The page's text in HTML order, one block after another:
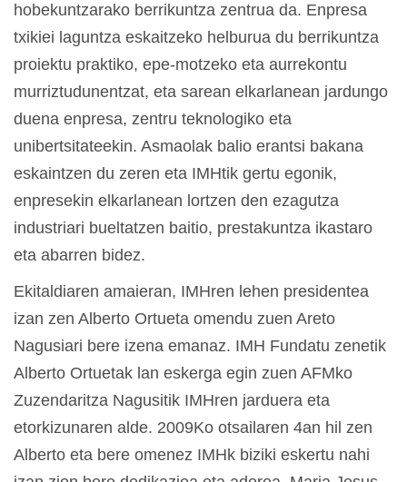
hobekuntzarako berrikuntza zentrua da. Enpresa
txikiei laguntza eskaitzeko helburua du berrikuntza
proiektu praktiko, epe-motzeko eta aurrekontu
murriztudunentzat, eta sarean elkarlanean jardungo
duena enpresa, zentru teknologiko eta
unibertsitateekin. Asmaolak balio erantsi bakana
eskaintzen du zeren eta IMHtik gertu egonik,
enpresekin elkarlanean lortzen den ezagutza
industriari bueltatzen baitio, prestakuntza ikastaro
eta abarren bidez.
Ekitaldiaren amaieran, IMHren lehen presidentea
izan zen Alberto Ortueta omendu zuen Areto
Nagusiari bere izena emanaz. IMH Fundatu zenetik
Alberto Ortuetak lan eskerga egin zuen AFMko
Zuzendaritza Nagusitik IMHren jarduera eta
etorkizunaren alde. 2009Ko otsailaren 4an hil zen
Alberto eta bere omenez IMHk biziki eskertu nahi